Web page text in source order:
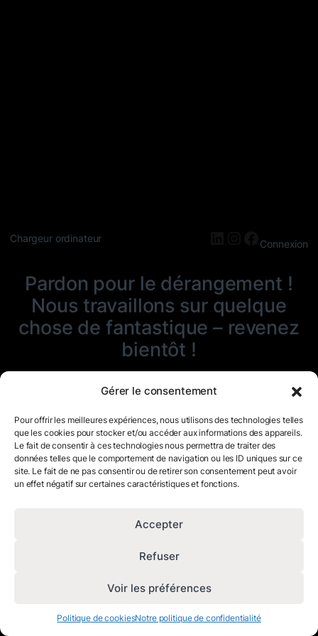
Gérer le consentement
Pour offrir les meilleures expériences, nous utilisons des technologies telles
que les cookies pour stocker et/ou accéder aux informations des appareils.
Le fait de consentir à ces technologies nous permettra de traiter des
données telles que le comportement de navigation ou les ID uniques sur ce
site. Le fait de ne pas consentir ou de retirer son consentement peut avoir
un effet négatif sur certaines caractéristiques et fonctions.
Accepter
Refuser
Voir les préférences
Politique de cookiesNotre politique de confidentialité
Chargeur ordinateur LinkedIn
Instagram
Connexion
Pardon pour le dérangement !
Nous travaillons sur quelque
chose de fantastique – revenez
bientôt !